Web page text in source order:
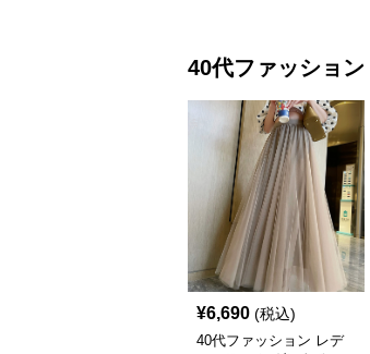
40代ファッション
¥6,690 (税込)
40代ファッション レデ